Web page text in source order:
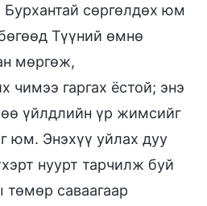
Бурхантай сөргөлдөх юм
Түүний өмнө
мөргөж,
чимээ гаргах ёстой; энэ
үйлдлийн үр жимсийг
юм. Энэхүү уйлах дуу
нуурт тарчилж буй
төмөр саваагаар